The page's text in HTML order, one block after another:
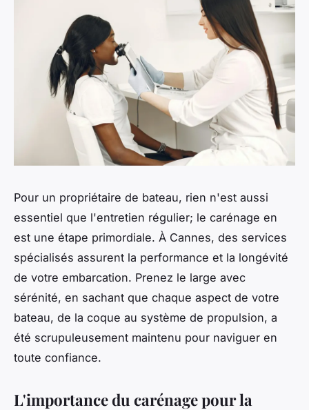
Pour un propriétaire de bateau, rien n'est aussi
essentiel que l'entretien régulier; le carénage en
est une étape primordiale. À Cannes, des services
spécialisés assurent la performance et la longévité
de votre embarcation. Prenez le large avec
sérénité, en sachant que chaque aspect de votre
bateau, de la coque au système de propulsion, a
été scrupuleusement maintenu pour naviguer en
toute confiance.
L'importance du carénage pour la